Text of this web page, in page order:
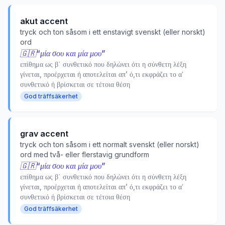
akut accent
tryck och ton såsom i ett enstavigt svenskt (eller norskt)
ord
🇬🇷“μία σου και μία μου”
επίθημα ως β΄ συνθετικό που δηλώνει ότι η σύνθετη λέξη
γίνεται, προέρχεται ή αποτελείται απ’ ό,τι εκφράζει το αʹ
συνθετικό ή βρίσκεται σε τέτοια θέση
God träffsäkerhet
grav accent
tryck och ton såsom i ett normalt svenskt (eller norskt)
ord med två- eller flerstavig grundform
🇬🇷“μία σου και μία μου”
επίθημα ως β΄ συνθετικό που δηλώνει ότι η σύνθετη λέξη
γίνεται, προέρχεται ή αποτελείται απ’ ό,τι εκφράζει το αʹ
συνθετικό ή βρίσκεται σε τέτοια θέση
God träffsäkerhet